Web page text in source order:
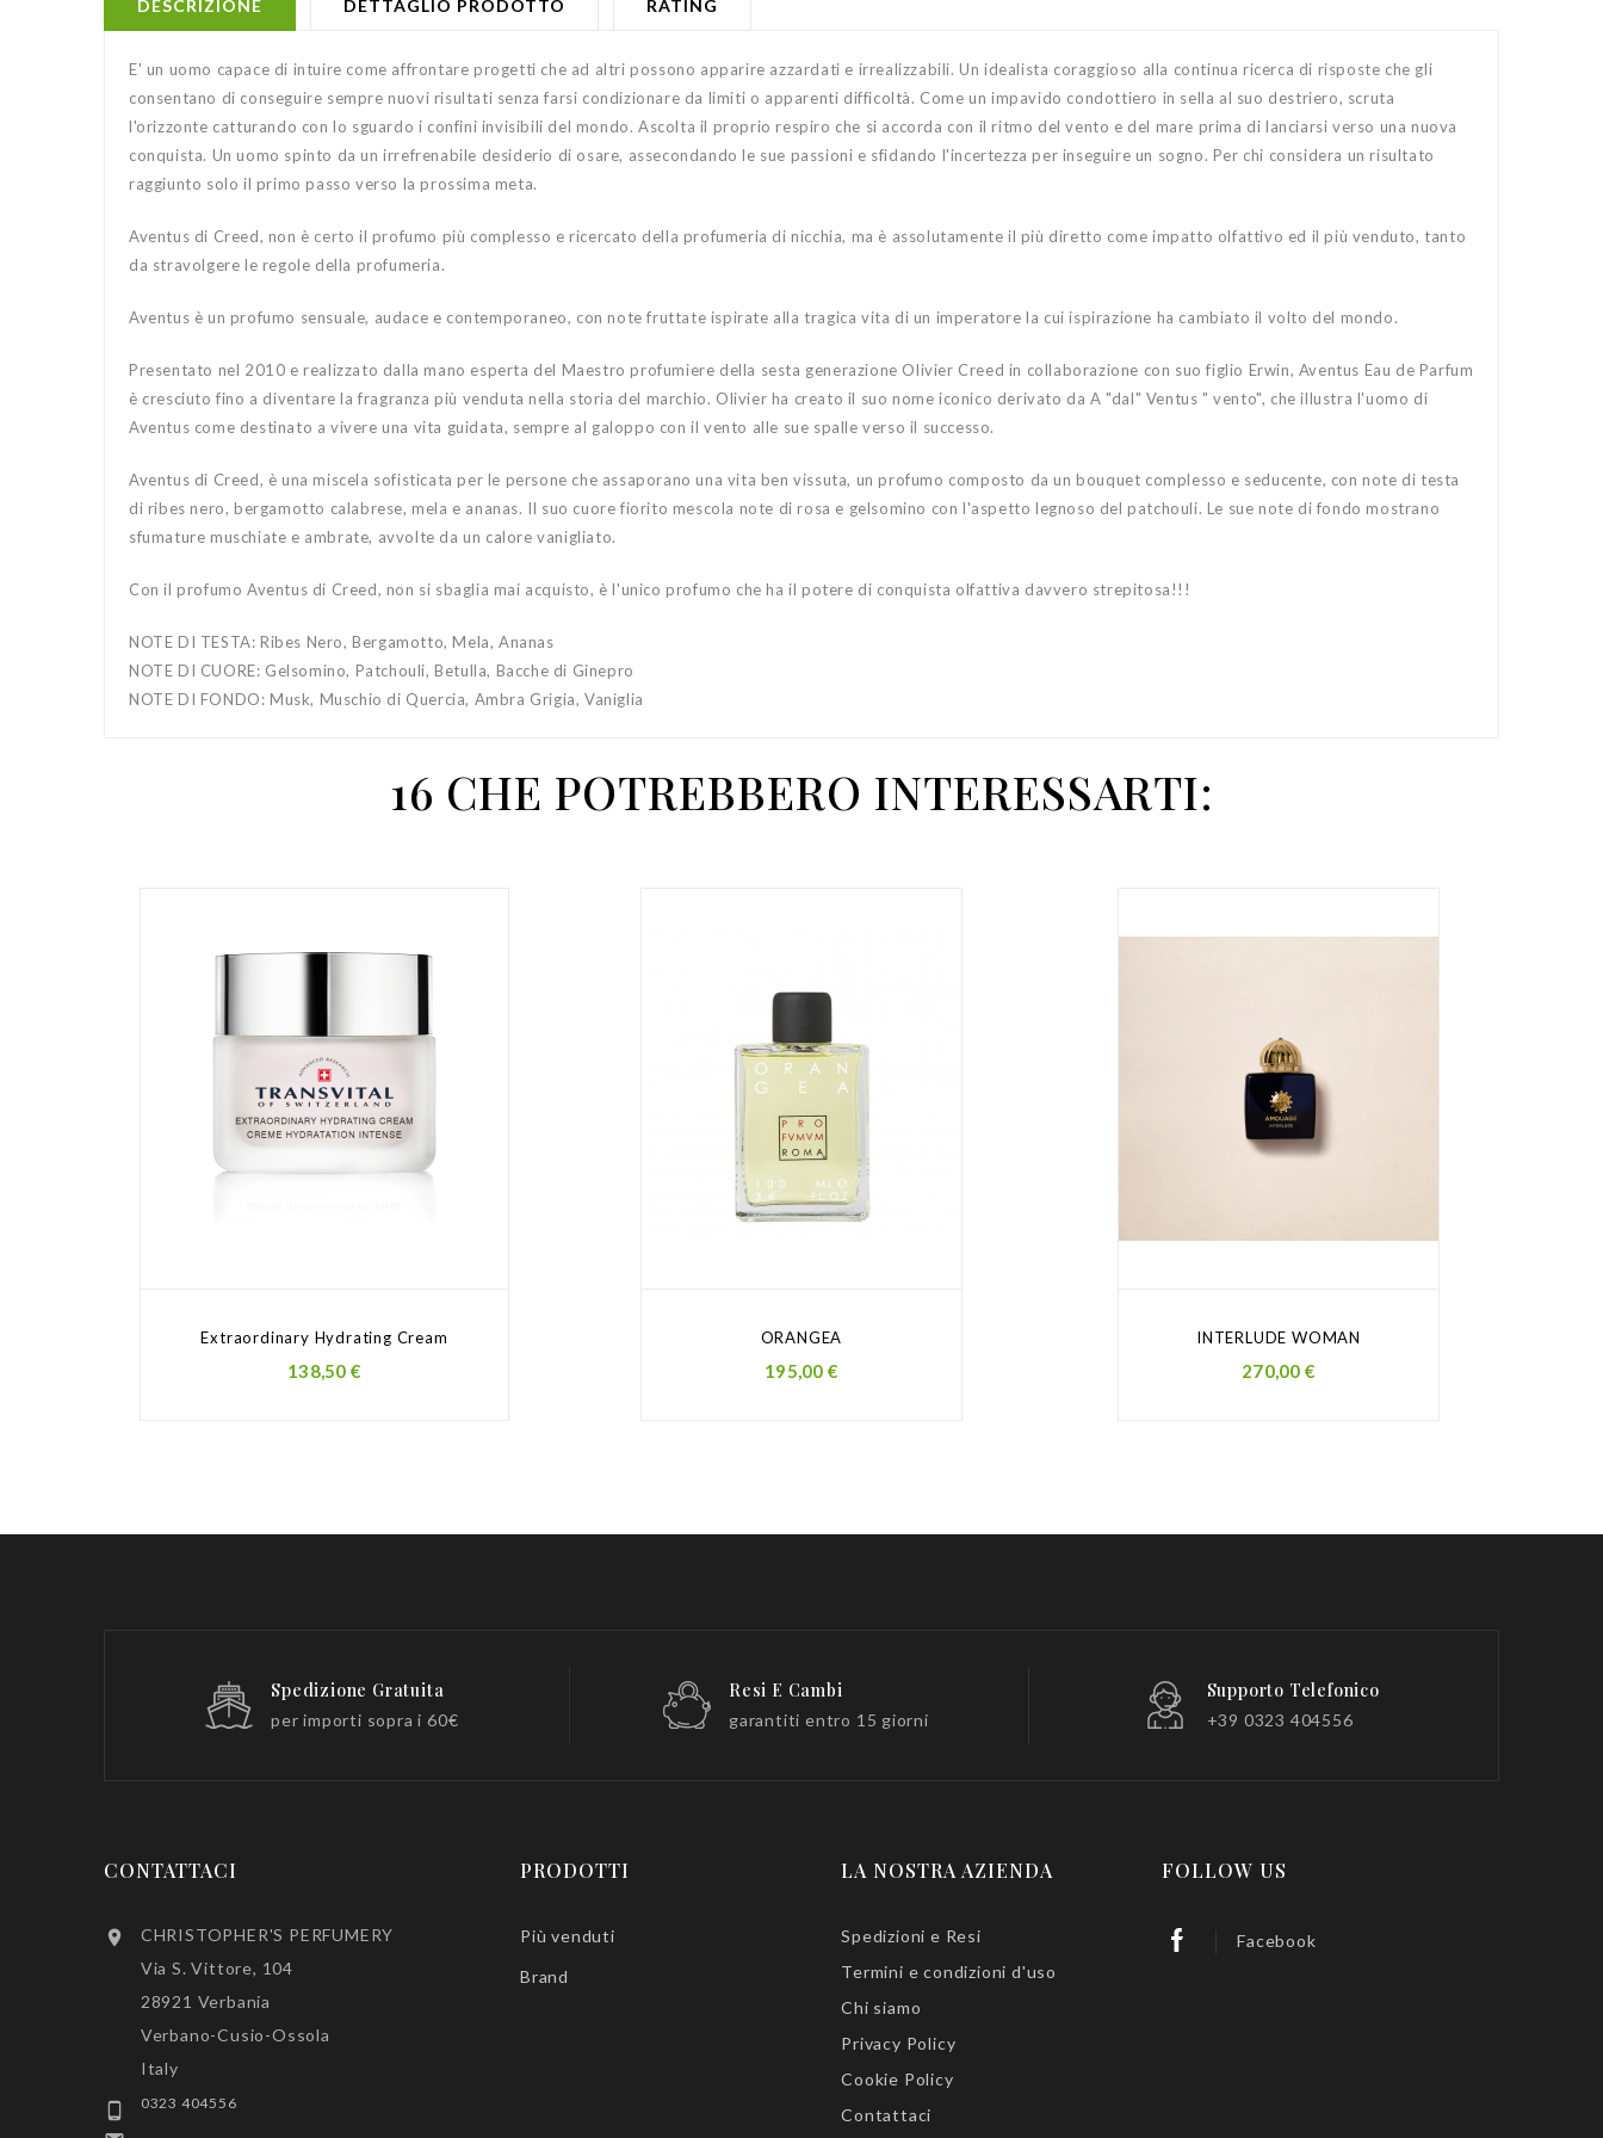
DESCRIZIONE DETTAGLIO PRODOTTO RATING
E' un uomo capace di intuire come affrontare progetti che ad altri possono apparire azzardati e irrealizzabili. Un idealista coraggioso alla continua ricerca di risposte che gli
consentano di conseguire sempre nuovi risultati senza farsi condizionare da limiti o apparenti difficoltà. Come un impavido condottiero in sella al suo destriero, scruta
l'orizzonte catturando con lo sguardo i confini invisibili del mondo. Ascolta il proprio respiro che si accorda con il ritmo del vento e del mare prima di lanciarsi verso una nuova
conquista. Un uomo spinto da un irrefrenabile desiderio di osare, assecondando le sue passioni e sfidando l'incertezza per inseguire un sogno. Per chi considera un risultato
raggiunto solo il primo passo verso la prossima meta.
Aventus di Creed, non è certo il profumo più complesso e ricercato della profumeria di nicchia, ma è assolutamente il più diretto come impatto olfattivo ed il più venduto, tanto
da stravolgere le regole della profumeria.
Aventus è un profumo sensuale, audace e contemporaneo, con note fruttate ispirate alla tragica vita di un imperatore la cui ispirazione ha cambiato il volto del mondo.
Presentato nel 2010 e realizzato dalla mano esperta del Maestro profumiere della sesta generazione Olivier Creed in collaborazione con suo figlio Erwin, Aventus Eau de Parfum
è cresciuto fino a diventare la fragranza più venduta nella storia del marchio. Olivier ha creato il suo nome iconico derivato da A "dal" Ventus " vento", che illustra l'uomo di
Aventus come destinato a vivere una vita guidata, sempre al galoppo con il vento alle sue spalle verso il successo.
Aventus di Creed, è una miscela sofisticata per le persone che assaporano una vita ben vissuta, un profumo composto da un bouquet complesso e seducente, con note di testa
di ribes nero, bergamotto calabrese, mela e ananas. Il suo cuore fiorito mescola note di rosa e gelsomino con l'aspetto legnoso del patchouli. Le sue note di fondo mostrano
sfumature muschiate e ambrate, avvolte da un calore vanigliato.
Con il profumo Aventus di Creed, non si sbaglia mai acquisto, è l'unico profumo che ha il potere di conquista olfattiva davvero strepitosa!!!
NOTE DI TESTA: Ribes Nero, Bergamotto, Mela, Ananas
NOTE DI CUORE: Gelsomino, Patchouli, Betulla, Bacche di Ginepro
NOTE DI FONDO: Musk, Muschio di Quercia, Ambra Grigia, Vaniglia
16 CHE POTREBBERO INTERESSARTI:
Extraordinary Hydrating Cream
Prezzo
138,50 €
ORANGEA
Prezzo
195,00 €
INTERLUDE WOMAN
Prezzo
270,00 €
Spedizione Gratuita
per importi sopra i 60€
Resi E Cambi
garantiti entro 15 giorni
Supporto Telefonico
+39 0323 404556
CONTATTACI

CHRISTOPHER'S PERFUMERY
Via S. Vittore, 104
28921 Verbania
Verbano-Cusio-Ossola
Italy
 0323 404556
PRODOTTI
Più venduti
Brand
LA NOSTRA AZIENDA
Spedizioni e Resi
Termini e condizioni d'uso
Chi siamo
Privacy Policy
Cookie Policy
Contattaci
FOLLOW US
Facebook